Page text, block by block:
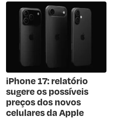
iPhone 17: relatório
sugere os possíveis
preços dos novos
celulares da Apple